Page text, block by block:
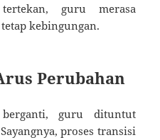
guru merasa
kebingungan.
Perubahan
guru dituntut
proses transisi